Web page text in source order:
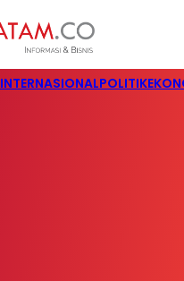
INTERNASIONALPOLITIK